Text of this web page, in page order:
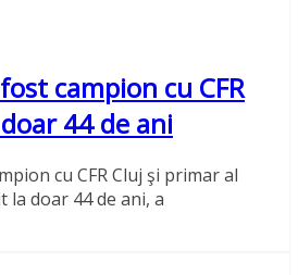
campion cu CFR
44 de ani
cu CFR Cluj şi primar al
la doar 44 de ani, a